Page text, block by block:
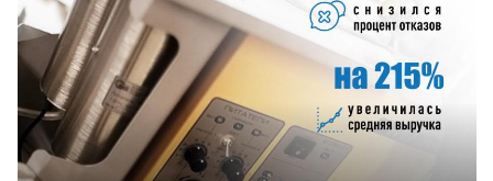
Смотреть проект